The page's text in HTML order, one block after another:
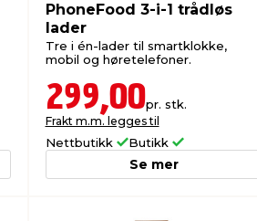
PhoneFood 3-i-1 trådløs
lader
Tre i én-lader til smartklokke,
mobil og høretelefoner.
299,00pr. stk.
Frakt m.m. legges til
Nettbutikk Butikk
Se mer